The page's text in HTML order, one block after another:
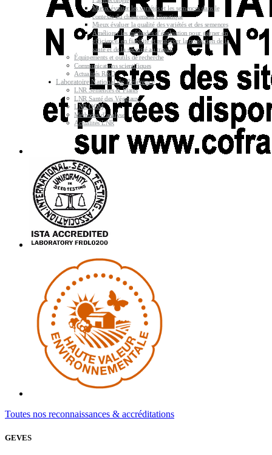
Toutes nos reconnaissances & accréditations
GEVES
Mieux évaluer les variétés et les semences dans le
contexte du changement climatique
Mieux évaluer la qualité des variétés et des semences
Améliorer les méthodes d’évaluation pour gagner en
efficience, en fiabilité et renforcer la protection de la
santé et de la sécurité au travail
Équipements et outils de recherche
Communications scientifiques
Actualités R&D
Laboratoire National de Référence
LNR Semences & Plants
LNR Santé des Végétaux
LNR OGM
Méthodes d’analyse
Actualités LNR